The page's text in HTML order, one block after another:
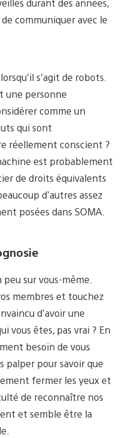
durant des années,
communiquer avec le
s’agit de robots.
une personne
comme un
qui sont
réellement conscient ?
est probablement
de droits équivalents
d’autres assez
posées dans SOMA.
sur vous-même.
membres et touchez
d’avoir une
vous êtes, pas vrai ? En
besoin de vous
palper pour savoir que
fermer les yeux et
de reconnaître nos
et semble être la